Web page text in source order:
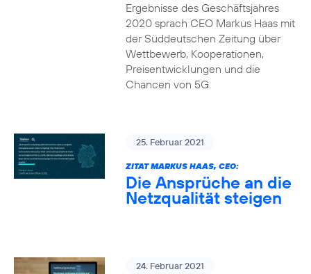
Ergebnisse des Geschäftsjahres
2020 sprach CEO Markus Haas mit
der Süddeutschen Zeitung über
Wettbewerb, Kooperationen,
Preisentwicklungen und die
Chancen von 5G.
25. Februar 2021
ZITAT MARKUS HAAS, CEO:
Die Ansprüche an die
Netzqualität steigen
24. Februar 2021